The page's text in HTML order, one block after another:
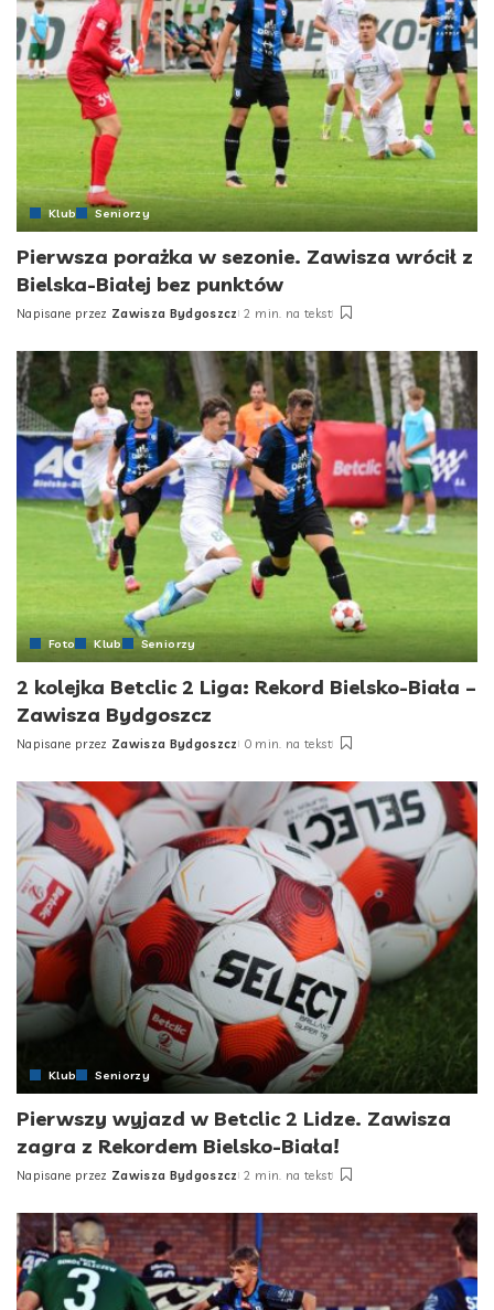
Klub Seniorzy
Pierwsza porażka w sezonie. Zawisza wrócił z
Bielska-Białej bez punktów
Posted
Napisane przez Zawisza Bydgoszcz 2 min. na tekst
Foto Klub Seniorzy
2 kolejka Betclic 2 Liga: Rekord Bielsko-Biała –
Zawisza Bydgoszcz
Posted
Napisane przez Zawisza Bydgoszcz 0 min. na tekst
Klub Seniorzy
Pierwszy wyjazd w Betclic 2 Lidze. Zawisza
zagra z Rekordem Bielsko-Biała!
Posted
Napisane przez Zawisza Bydgoszcz 2 min. na tekst